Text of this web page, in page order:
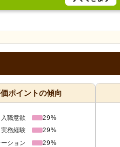
ポイントの傾向
職意欲
29%
実務経験
29%
ション
29%